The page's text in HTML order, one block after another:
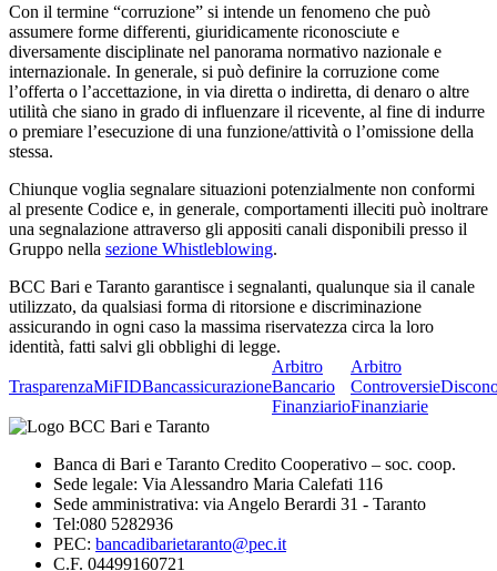
Con il termine “corruzione” si intende un fenomeno che può
assumere forme differenti, giuridicamente riconosciute e
diversamente disciplinate nel panorama normativo nazionale e
internazionale. In generale, si può definire la corruzione come
l’offerta o l’accettazione, in via diretta o indiretta, di denaro o altre
utilità che siano in grado di influenzare il ricevente, al fine di indurre
o premiare l’esecuzione di una funzione/attività o l’omissione della
stessa.
Chiunque voglia segnalare situazioni potenzialmente non conformi
al presente Codice e, in generale, comportamenti illeciti può inoltrare
una segnalazione attraverso gli appositi canali disponibili presso il
Gruppo nella sezione Whistleblowing.
BCC Bari e Taranto garantisce i segnalanti, qualunque sia il canale
utilizzato, da qualsiasi forma di ritorsione e discriminazione
assicurando in ogni caso la massima riservatezza circa la loro
identità, fatti salvi gli obblighi di legge.
TrasparenzaMiFIDBancassicurazione
Arbitro
Bancario
Finanziario
Arbitro
Controversie
Finanziarie
Banca di Bari e Taranto Credito Cooperativo – soc. coop.
Sede legale: Via Alessandro Maria Calefati 116
Sede amministrativa: via Angelo Berardi 31 - Taranto
Tel:080 5282936
PEC: bancadibarietaranto@pec.it
C.F. 04499160721